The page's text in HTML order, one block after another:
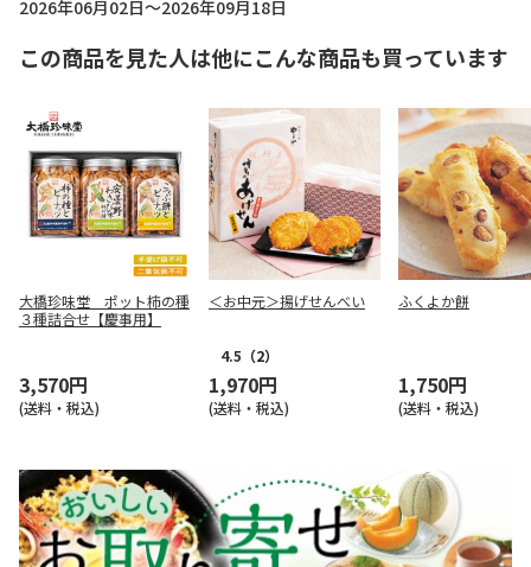
2026年06月02日～2026年09月18日
この商品を見た人は他にこんな商品も買っています
大橋珍味堂 ポット柿の種
３種詰合せ【慶事用】
3,570円
(送料・税込)
＜お中元＞揚げせんべい
4.5 （2）
1,970円
(送料・税込)
ふくよか餅
1,750円
(送料・税込)